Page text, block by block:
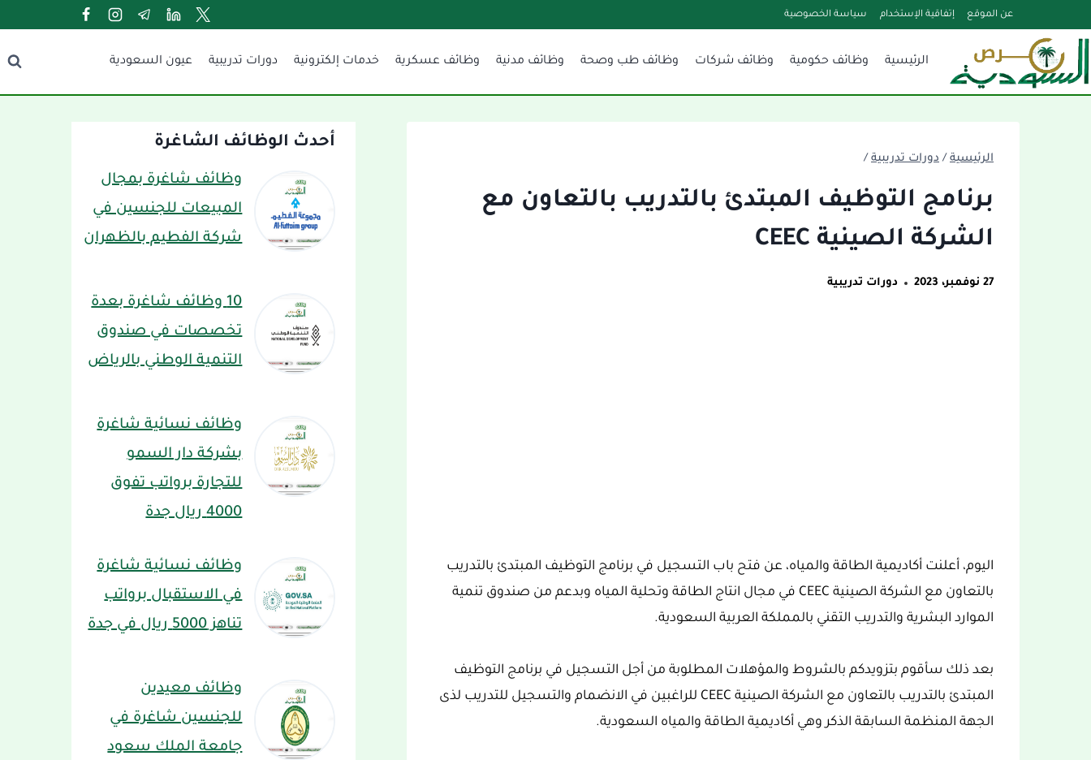
إلى
المحتوى
عن الموقع إتفاقية الإستخدام سياسة الخصوصية
الرئيسية وظائف حكومية وظائف شركات وظائف طب وصحة وظائف مدنية وظائف عسكرية خدمات إلكترونية دورات تدريبية عيون السعودية
الرئيسية / دورات تدريبية /
برنامج التوظيف المبتدئ بالتدريب بالتعاون مع
الشركة الصينية CEEC
27 نوفمبر، 2023 دورات تدريبية
اليوم، أعلنت أكاديمية الطاقة والمياه، عن فتح باب التسجيل في برنامج التوظيف المبتدئ بالتدريب
بالتعاون مع الشركة الصينية CEEC في مجال انتاج الطاقة وتحلية المياه وبدعم من صندوق تنمية
الموارد البشرية والتدريب التقني بالمملكة العربية السعودية.
بعد ذلك سأقوم بتزويدكم بالشروط والمؤهلات المطلوبة من أجل التسجيل في برنامج التوظيف
المبتدئ بالتدريب بالتعاون مع الشركة الصينية CEEC للراغبين في الانضمام والتسجيل للتدريب لذى
الجهة المنظمة السابقة الذكر وهي أكاديمية الطاقة والمياه السعودية.
أحدث الوظائف الشاغرة
وظائف شاغرة بمجال
المبيعات للجنسين في
شركة الفطيم بالظهران
10 وظائف شاغرة بعدة
تخصصات في صندوق
التنمية الوطني بالرياض
وظائف نسائية شاغرة
بشركة دار السمو
للتجارة برواتب تفوق
4000 ريال جدة
وظائف نسائية شاغرة
في الاستقبال برواتب
تناهز 5000 ريال في جدة
وظائف معيدين
للجنسين شاغرة في
جامعة الملك سعود